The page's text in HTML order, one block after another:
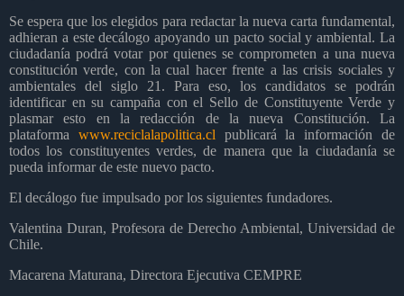
Se espera que los elegidos para redactar la nueva carta fundamental,
adhieran a este decálogo apoyando un pacto social y ambiental. La
ciudadanía podrá votar por quienes se comprometen a una nueva
constitución verde, con la cual hacer frente a las crisis sociales y
ambientales del siglo 21. Para eso, los candidatos se podrán
identificar en su campaña con el Sello de Constituyente Verde y
plasmar esto en la redacción de la nueva Constitución. La
plataforma www.reciclalapolitica.clpublicará la información de
todos los constituyentes verdes, de manera que la ciudadanía se
pueda informar de este nuevo pacto.
El decálogo fue impulsado por los siguientes fundadores.
Valentina Duran, Profesora de Derecho Ambiental, Universidad de
Chile.
Macarena Maturana, Directora Ejecutiva CEMPRE